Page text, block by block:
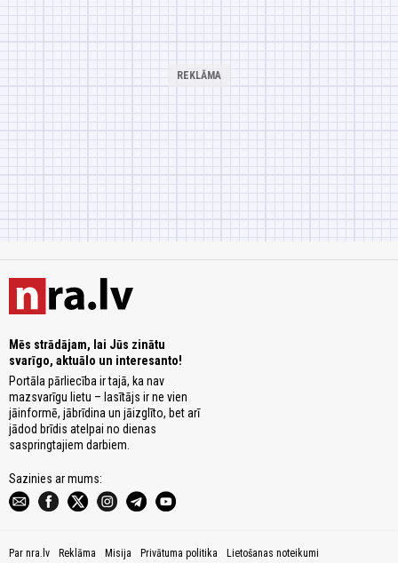
Mēs strādājam, lai Jūs zinātu
svarīgo, aktuālo un interesanto!
Portāla pārliecība ir tajā, ka nav
mazsvarīgu lietu – lasītājs ir ne vien
jāinformē, jābrīdina un jāizglīto, bet arī
jādod brīdis atelpai no dienas
saspringtajiem darbiem.
Sazinies ar mums:
Par nra.lv Reklāma Misija Privātuma politika Lietošanas noteikumi